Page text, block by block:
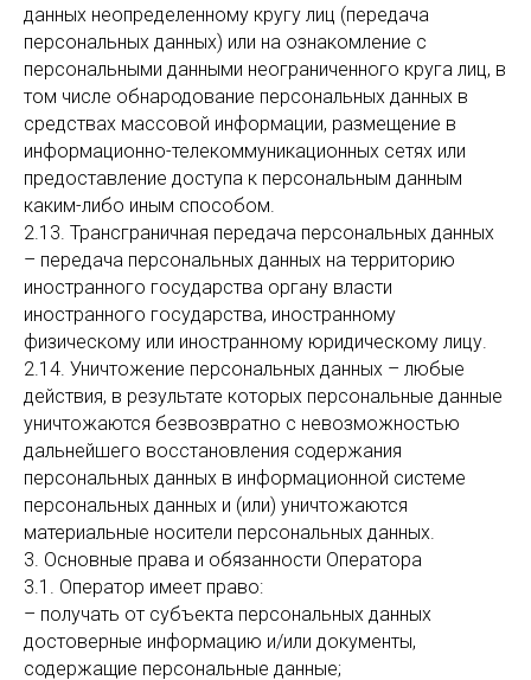
данных неопределенному кругу лиц (передача
персональных данных) или на ознакомление с
персональными данными неограниченного круга лиц, в
том числе обнародование персональных данных в
средствах массовой информации, размещение в
информационно-телекоммуникационных сетях или
предоставление доступа к персональным данным
каким-либо иным способом.
2.13. Трансграничная передача персональных данных
– передача персональных данных на территорию
иностранного государства органу власти
иностранного государства, иностранному
физическому или иностранному юридическому лицу.
2.14. Уничтожение персональных данных – любые
действия, в результате которых персональные данные
уничтожаются безвозвратно с невозможностью
дальнейшего восстановления содержания
персональных данных в информационной системе
персональных данных и (или) уничтожаются
материальные носители персональных данных.
3. Основные права и обязанности Оператора
3.1. Оператор имеет право:
– получать от субъекта персональных данных
достоверные информацию и/или документы,
содержащие персональные данные;